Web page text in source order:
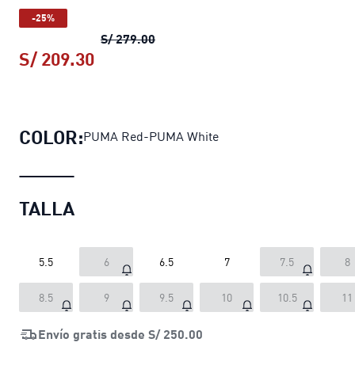
-25%
S/ 279.00Zapatillas Replicatch Gamuza
S/ 209.30
COLOR:PUMA Red-PUMA White
TALLA
5.5 6 6.5 7 7.5 8
8.5 9 9.5 10 10.5 11
Envío gratis desde S/ 250.00